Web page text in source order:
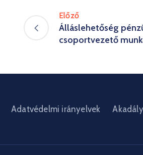
Előző
Álláslehetőség
csoportvezető
Adatvédelmi irányelvek